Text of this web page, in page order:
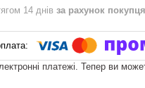
14 днів за рахунок покупця
платежі. Тепер ви